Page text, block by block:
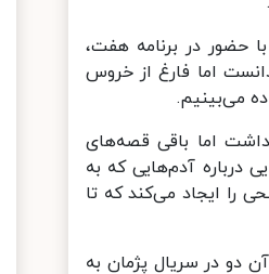
حضور در برنامه هفت،
اما فارغ از خروس
می‌بینیم.
اما باقی قصه‌های
آدم‌هایی که به
ایجاد می‌کند که تا
آن دو در سریال پژمان به